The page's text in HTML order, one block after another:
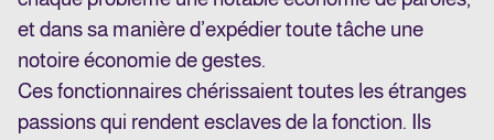
et dans sa manière d’expédier toute tâche une
notoire économie de gestes.
Ces fonctionnaires chérissaient toutes les étranges
passions qui rendent esclaves de la fonction. Ils